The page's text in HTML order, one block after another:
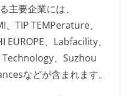
主要企業には、
TIP TEMPerature、
、Labfacility、
、Suzhou
などが含まれます。